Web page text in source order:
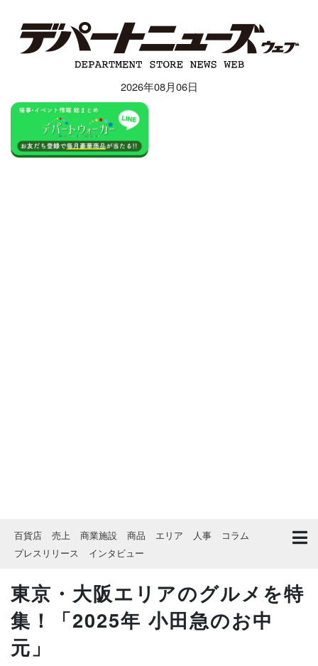
2026年08月06日
百貨店 売上 商業施設 商品 エリア 人事
コラム
プレスリリース
インタビュー
東京・大阪エリアのグルメを特
集！「2025年 小田急のお中
元」